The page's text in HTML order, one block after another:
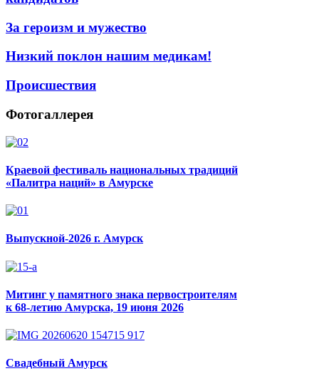
За героизм и мужество
Низкий поклон нашим медикам!
Происшествия
Фотогаллерея
Краевой фестиваль национальных традиций
«Палитра наций» в Амурске
Выпускной-2026 г. Амурск
Митинг у памятного знака первостроителям
к 68-летию Амурска, 19 июня 2026
Свадебный Амурск